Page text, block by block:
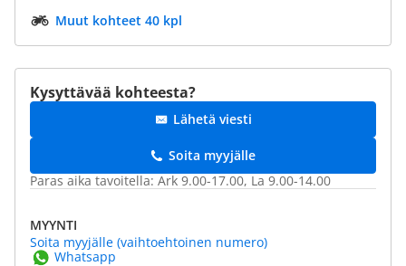
Muut kohteet 40 kpl
Kysyttävää kohteesta?
Lähetä viesti
Soita myyjälle
Paras aika tavoitella: Ark 9.00-17.00, La 9.00-14.00
MYYNTI
Soita myyjälle (vaihtoehtoinen numero)
Whatsapp